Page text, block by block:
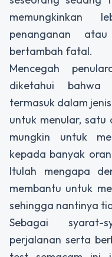
memungkinkan
penanganan
bertambah fatal.
Mencegah
diketahui bahwa
termasuk dalam
untuk menular,
mungkin untuk
kepada banyak
Itulah mengapa
membantu untuk
sehingga nantinya
Sebagai syarat-
perjalanan serta